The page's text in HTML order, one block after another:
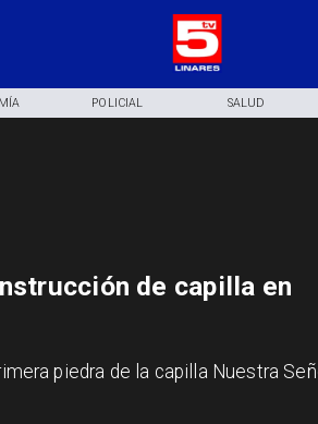
POLICIAL SALUD
de capilla en
piedra de la capilla Nuestra